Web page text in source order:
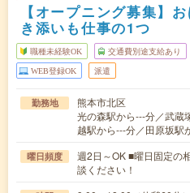
【オープニング募集】
き添いも仕事の1つ
職種未経験OK 交通費別途支給あり
WEB登録OK 派遣
勤務地
熊本市北区
光の森駅から---分／武蔵
越駅から---分／田原坂駅
曜日頻度
週2日～OK ■曜日固定の
談ください！